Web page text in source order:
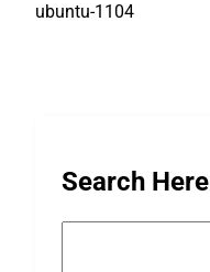
ubuntu-1104
Search Here